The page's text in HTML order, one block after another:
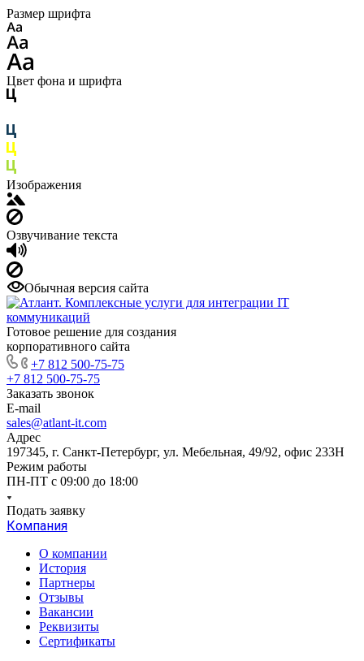
Размер шрифта
Цвет фона и шрифта
Изображения
Озвучивание текста
Обычная версия сайта
Готовое решение для создания
корпоративного сайта
+7 812 500-75-75
+7 812 500-75-75
Заказать звонок
E-mail
sales@atlant-it.com
Адрес
197345, г. Санкт-Петербург, ул. Мебельная, 49/92, офис 233Н
Режим работы
ПН-ПТ с 09:00 до 18:00
Подать заявку
Компания
О компании
История
Партнеры
Отзывы
Вакансии
Реквизиты
Сертификаты